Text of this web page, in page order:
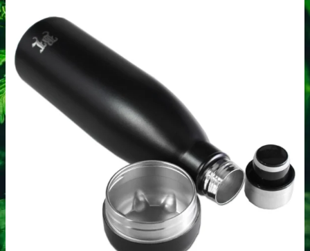
GHB/Hætter
GHB/Hætter renhedstest
Ketamin
Ketamin renhedstest